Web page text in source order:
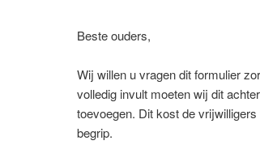
Beste ouders,
Wij willen u vragen dit formulier
volledig invult moeten wij dit
toevoegen. Dit kost de
begrip.